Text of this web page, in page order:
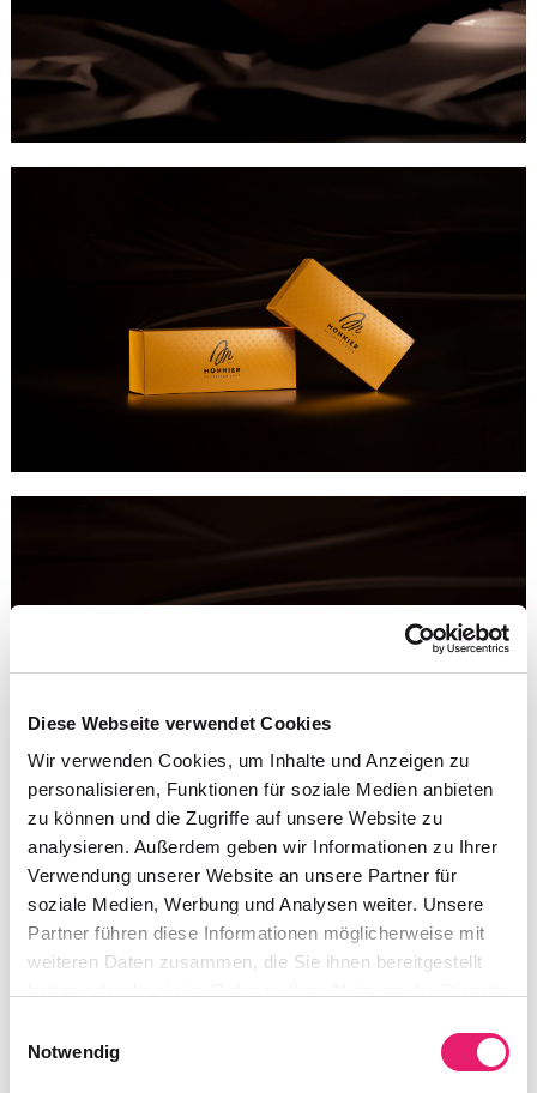
Diese Webseite verwendet Cookies
Wir verwenden Cookies, um Inhalte und Anzeigen zu
personalisieren, Funktionen für soziale Medien anbieten
zu können und die Zugriffe auf unsere Website zu
analysieren. Außerdem geben wir Informationen zu Ihrer
Verwendung unserer Website an unsere Partner für
soziale Medien, Werbung und Analysen weiter. Unsere
Partner führen diese Informationen möglicherweise mit
weiteren Daten zusammen, die Sie ihnen bereitgestellt
Notwendig